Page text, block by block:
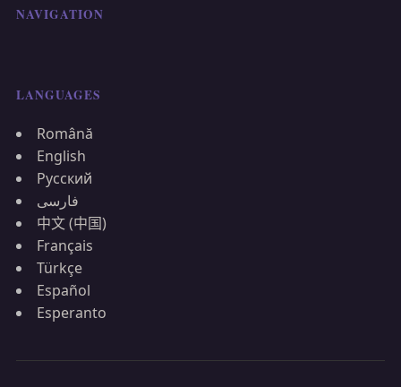
NAVIGATION
LANGUAGES
Română
English
Русский
فارسی
中文 (中国)
Français
Türkçe
Español
Esperanto